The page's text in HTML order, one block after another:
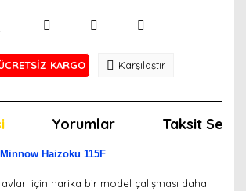
KARGO Karşılaştır
Yorumlar Taksit
Haizoku 115F
için harika bir model çalışması daha